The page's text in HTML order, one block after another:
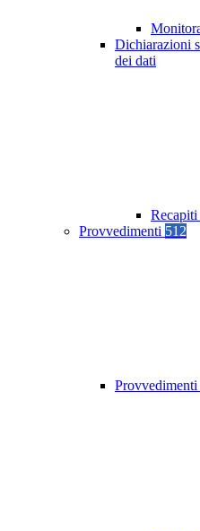
Dichiarazioni
dei dati
Provvedimenti 512